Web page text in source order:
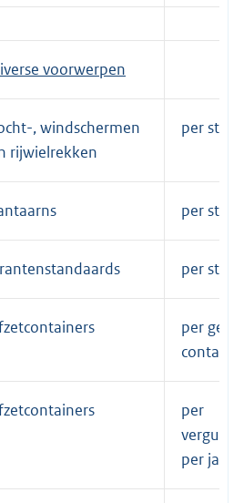
voorwerpen
, windschermen
rijwielrekken
per stuk
per stuk
per stuk
per
per
per jaar